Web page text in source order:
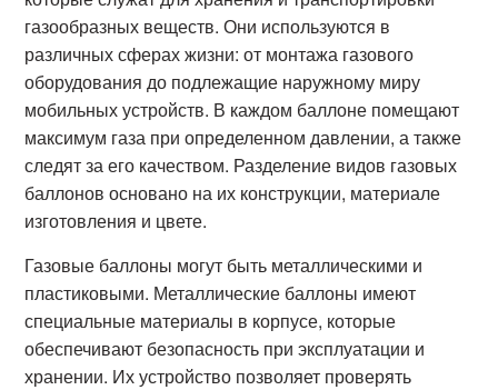
газообразных веществ. Они используются в
различных сферах жизни: от монтажа газового
оборудования до подлежащие наружному миру
мобильных устройств. В каждом баллоне помещают
максимум газа при определенном давлении, а также
следят за его качеством. Разделение видов газовых
баллонов основано на их конструкции, материале
изготовления и цвете.
Газовые баллоны могут быть металлическими и
пластиковыми. Металлические баллоны имеют
специальные материалы в корпусе, которые
обеспечивают безопасность при эксплуатации и
хранении. Их устройство позволяет проверять